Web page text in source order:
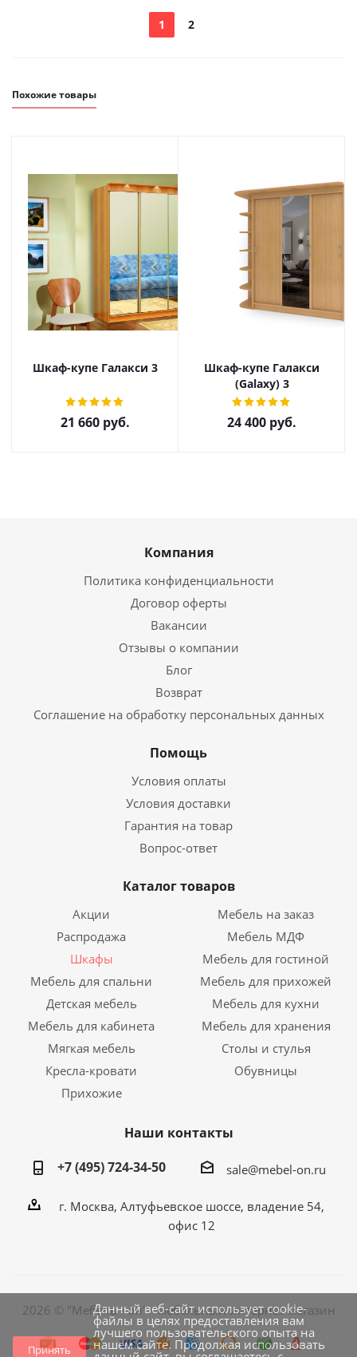
1 2
Похожие товары
Шкаф-купе Галакси 3
21 660 руб.
Шкаф-купе Галакси
(Galaxy) 3
24 400 руб.
Компания
Политика конфиденциальности
Договор оферты
Вакансии
Отзывы о компании
Блог
Возврат
Соглашение на обработку персональных данных
Помощь
Условия оплаты
Условия доставки
Гарантия на товар
Вопрос-ответ
Каталог товаров
Акции
Мебель на заказ
Распродажа
Мебель МДФ
Шкафы
Мебель для гостиной
Мебель для спальни
Мебель для прихожей
Детская мебель
Мебель для кухни
Мебель для кабинета
Мебель для хранения
Мягкая мебель
Столы и стулья
Кресла-кровати
Обувницы
Прихожие
Наши контакты
+7 (495) 724-34-50
sale@mebel-on.ru
г. Москва, Алтуфьевское шоссе, владение 54,
офис 12
2026 © "Мебель - он" - мебельный интернет магазин
Принять
Данный веб-сайт использует cookie-
файлы в целях предоставления вам
лучшего пользовательского опыта на
нашем сайте. Продолжая использовать